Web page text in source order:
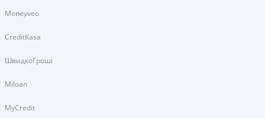
Moneyveo
CreditKasa
ШвидкоГроші
Miloan
MyCredit